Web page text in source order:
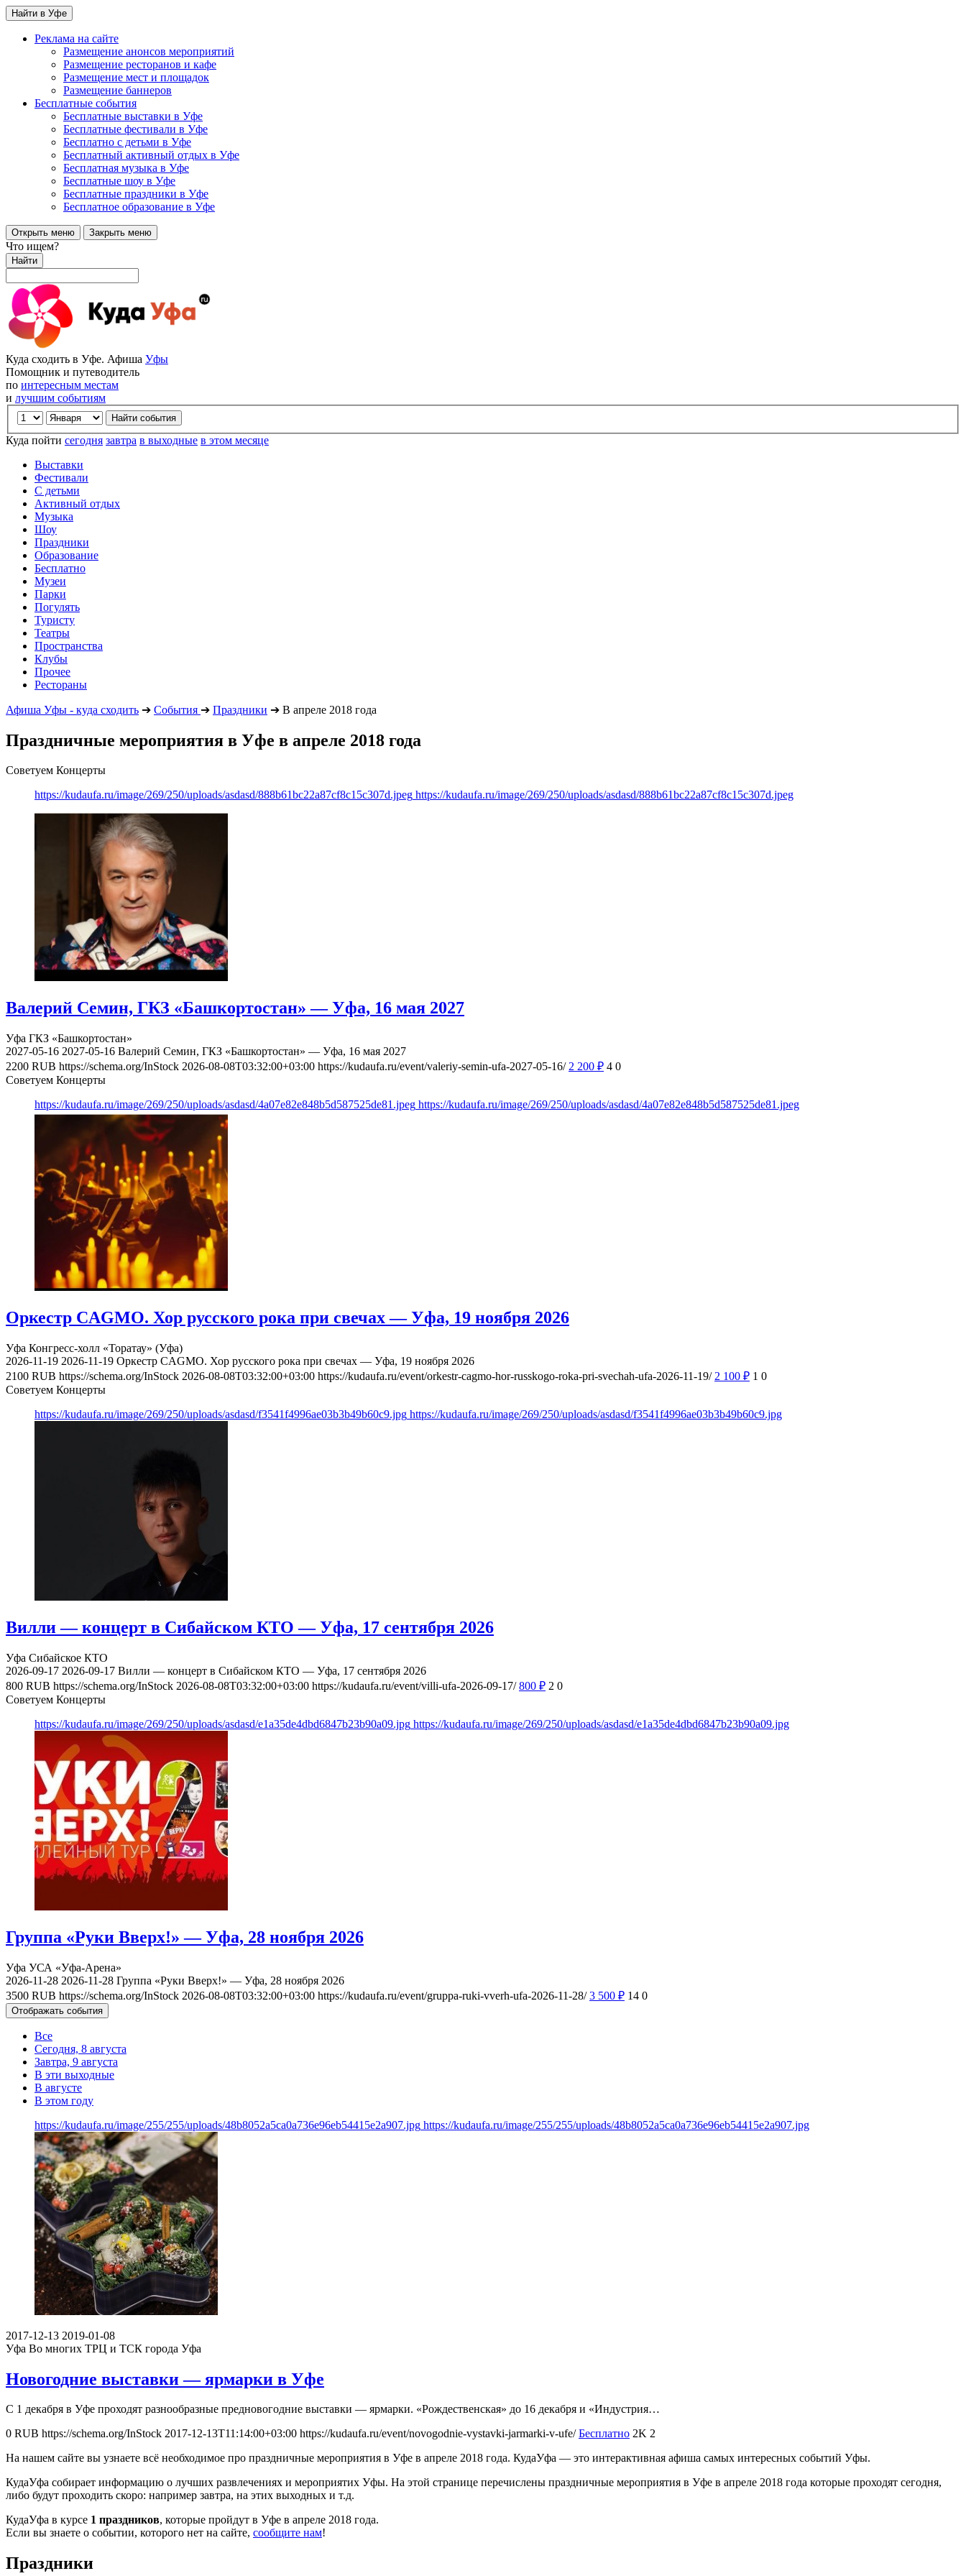
Найти в Уфе
Реклама на сайте
Размещение анонсов мероприятий
Размещение ресторанов и кафе
Размещение мест и площадок
Размещение баннеров
Бесплатные события
Бесплатные выставки в Уфе
Бесплатные фестивали в Уфе
Бесплатно с детьми в Уфе
Бесплатный активный отдых в Уфе
Бесплатная музыка в Уфе
Бесплатные шоу в Уфе
Бесплатные праздники в Уфе
Бесплатное образование в Уфе
Открыть меню Закрыть меню
Что ищем?
Найти
Куда сходить в Уфе. Афиша Уфы
Помощник и путеводитель
по интересным местам
и лучшим событиям
Куда пойти сегодня завтра в выходные в этом месяце
Выставки
Фестивали
С детьми
Активный отдых
Музыка
Шоу
Праздники
Образование
Бесплатно
Музеи
Парки
Погулять
Туристу
Театры
Пространства
Клубы
Прочее
Рестораны
Афиша Уфы - куда сходить ➔ События ➔ Праздники ➔ В апреле 2018 года
Праздничные мероприятия в Уфе в апреле 2018 года
Советуем Концерты
https://kudaufa.ru/image/269/250/uploads/asdasd/888b61bc22a87cf8c15c307d.jpeg https://kudaufa.ru/image/269/250/uploads/asdasd/888b61bc22a87cf8c15c307d.jpeg
Валерий Семин, ГКЗ «Башкортостан» — Уфа, 16 мая 2027
Уфа ГКЗ «Башкортостан»
2027-05-16 2027-05-16 Валерий Семин, ГКЗ «Башкортостан» — Уфа, 16 мая 2027
2200 RUB https://schema.org/InStock 2026-08-08T03:32:00+03:00 https://kudaufa.ru/event/valeriy-semin-ufa-2027-05-16/ 2 200 ₽ 4 0
Советуем Концерты
https://kudaufa.ru/image/269/250/uploads/asdasd/4a07e82e848b5d587525de81.jpeg https://kudaufa.ru/image/269/250/uploads/asdasd/4a07e82e848b5d587525de81.jpeg
Оркестр CAGMO. Хор русского рока при свечах — Уфа, 19 ноября 2026
Уфа Конгресс-холл «Торатау» (Уфа)
2026-11-19 2026-11-19 Оркестр CAGMO. Хор русского рока при свечах — Уфа, 19 ноября 2026
2100 RUB https://schema.org/InStock 2026-08-08T03:32:00+03:00 https://kudaufa.ru/event/orkestr-cagmo-hor-russkogo-roka-pri-svechah-ufa-2026-11-19/ 2 100 ₽ 1 0
Советуем Концерты
https://kudaufa.ru/image/269/250/uploads/asdasd/f3541f4996ae03b3b49b60c9.jpg https://kudaufa.ru/image/269/250/uploads/asdasd/f3541f4996ae03b3b49b60c9.jpg
Вилли — концерт в Сибайском КТО — Уфа, 17 сентября 2026
Уфа Сибайское КТО
2026-09-17 2026-09-17 Вилли — концерт в Сибайском КТО — Уфа, 17 сентября 2026
800 RUB https://schema.org/InStock 2026-08-08T03:32:00+03:00 https://kudaufa.ru/event/villi-ufa-2026-09-17/ 800 ₽ 2 0
Советуем Концерты
https://kudaufa.ru/image/269/250/uploads/asdasd/e1a35de4dbd6847b23b90a09.jpg https://kudaufa.ru/image/269/250/uploads/asdasd/e1a35de4dbd6847b23b90a09.jpg
Группа «Руки Вверх!» — Уфа, 28 ноября 2026
Уфа УСА «Уфа-Арена»
2026-11-28 2026-11-28 Группа «Руки Вверх!» — Уфа, 28 ноября 2026
3500 RUB https://schema.org/InStock 2026-08-08T03:32:00+03:00 https://kudaufa.ru/event/gruppa-ruki-vverh-ufa-2026-11-28/ 3 500 ₽ 14 0
Отображать события
Все
Сегодня, 8 августа
Завтра, 9 августа
В эти выходные
В августе
В этом году
https://kudaufa.ru/image/255/255/uploads/48b8052a5ca0a736e96eb54415e2a907.jpg https://kudaufa.ru/image/255/255/uploads/48b8052a5ca0a736e96eb54415e2a907.jpg
2017-12-13 2019-01-08
Уфа Во многих ТРЦ и ТСК города Уфа
Новогодние выставки — ярмарки в Уфе
С 1 декабря в Уфе проходят разнообразные предновогодние выставки — ярмарки. «Рождественская» до 16 декабря и «Индустрия…
0 RUB https://schema.org/InStock 2017-12-13T11:14:00+03:00 https://kudaufa.ru/event/novogodnie-vystavki-jarmarki-v-ufe/ Бесплатно 2K 2
На нашем сайте вы узнаете всё необходимое про праздничные мероприятия в Уфе в апреле 2018 года. КудаУфа — это интерактивная афиша самых интересных событий Уфы.
КудаУфа собирает информацию о лучших развлечениях и мероприятих Уфы. На этой странице перечислены праздничные мероприятия в Уфе в апреле 2018 года которые проходят сегодня,
либо будут проходить скоро: например завтра, на этих выходных и т.д.
КудаУфа в курсе 1 праздников, которые пройдут в Уфе в апреле 2018 года.
Если вы знаете о событии, которого нет на сайте, сообщите нам!
Праздники